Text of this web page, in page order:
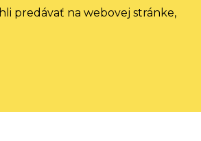
predávať na webovej stránke,